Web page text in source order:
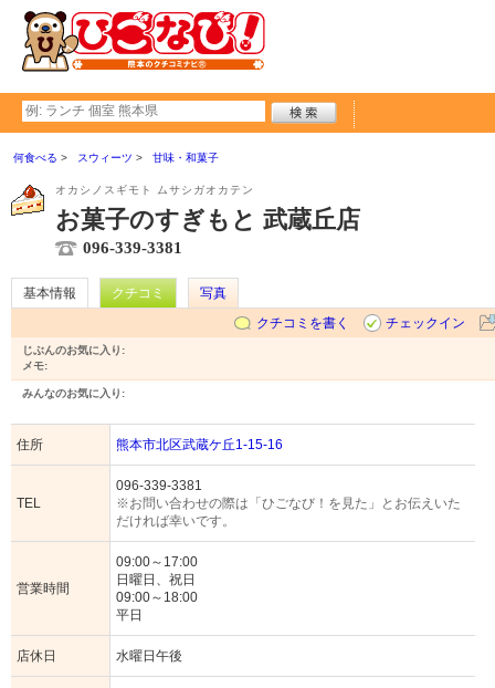
何食べる スウィーツ 甘味・和菓子
オカシノスギモト ムサシガオカテン
お菓子のすぎもと 武蔵丘店
096-339-3381
基本情報 クチコミ
写真
クチコミを書く
チェックイン
じぶんのお気に入り:
メモ:
みんなのお気に入り:
住所 熊本市北区武蔵ケ丘1-15-16
TEL
096-339-3381
※お問い合わせの際は「ひごなび！を見た」とお伝えいた
だければ幸いです。
営業時間
09:00～17:00
日曜日、祝日
09:00～18:00
平日
店休日 水曜日午後